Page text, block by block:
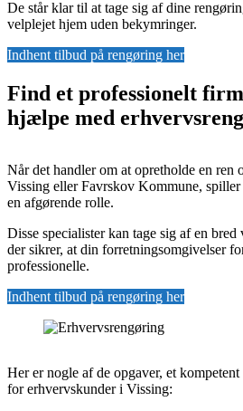
De står klar til at tage sig af dine
velplejet hjem uden bekymringer.
Indhent tilbud på rengøring her
Find et professionelt
hjælpe med
Når det handler om at opretholde en ren
Vissing eller Favrskov Kommune,
en afgørende rolle.
Disse specialister kan tage sig af en
der sikrer, at din forretningsomgivelser
professionelle.
Indhent tilbud på rengøring her
Her er nogle af de opgaver, et
for erhvervskunder i Vissing: